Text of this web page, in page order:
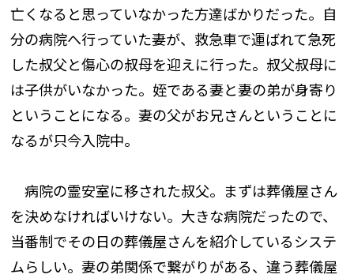
亡くなると思っていなかった方達ばかりだった。自
分の病院へ行っていた妻が、救急車で運ばれて急死
した叔父と傷心の叔母を迎えに行った。叔父叔母に
は子供がいなかった。姪である妻と妻の弟が身寄り
ということになる。妻の父がお兄さんということに
なるが只今入院中。
病院の霊安室に移された叔父。まずは葬儀屋さん
を決めなければいけない。大きな病院だったので、
当番制でその日の葬儀屋さんを紹介しているシステ
ムらしい。妻の弟関係で繋がりがある、違う葬儀屋